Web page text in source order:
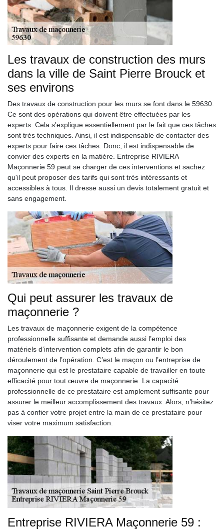
Les travaux de construction des murs
dans la ville de Saint Pierre Brouck et
ses environs
Des travaux de construction pour les murs se font dans le 59630.
Ce sont des opérations qui doivent être effectuées par les
experts. Cela s'explique essentiellement par le fait que ces tâches
sont très techniques. Ainsi, il est indispensable de contacter des
experts pour faire ces tâches. Donc, il est indispensable de
convier des experts en la matière. Entreprise RIVIERA
Maçonnerie 59 peut se charger de ces interventions et sachez
qu'il peut proposer des tarifs qui sont très intéressants et
accessibles à tous. Il dresse aussi un devis totalement gratuit et
sans engagement.
Qui peut assurer les travaux de
maçonnerie ?
Les travaux de maçonnerie exigent de la compétence
professionnelle suffisante et demande aussi l’emploi des
matériels d’intervention complets afin de garantir le bon
déroulement de l’opération. C’est le maçon ou l’entreprise de
maçonnerie qui est le prestataire capable de travailler en toute
efficacité pour tout œuvre de maçonnerie. La capacité
professionnelle de ce prestataire est amplement suffisante pour
assurer le meilleur accomplissement des travaux. Alors, n’hésitez
pas à confier votre projet entre la main de ce prestataire pour
viser votre maximum satisfaction.
Entreprise RIVIERA Maçonnerie 59 :